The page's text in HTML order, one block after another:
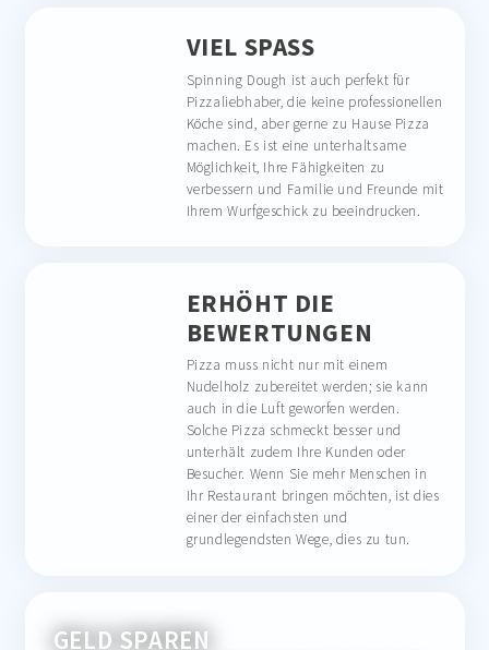
VIEL SPASS
Spinning Dough ist auch perfekt für
Pizzaliebhaber, die keine professionellen
Köche sind, aber gerne zu Hause Pizza
machen. Es ist eine unterhaltsame
Möglichkeit, Ihre Fähigkeiten zu
verbessern und Familie und Freunde mit
Ihrem Wurfgeschick zu beeindrucken.
ERHÖHT DIE
BEWERTUNGEN
Pizza muss nicht nur mit einem
Nudelholz zubereitet werden; sie kann
auch in die Luft geworfen werden.
Solche Pizza schmeckt besser und
unterhält zudem Ihre Kunden oder
Besucher. Wenn Sie mehr Menschen in
Ihr Restaurant bringen möchten, ist dies
einer der einfachsten und
grundlegendsten Wege, dies zu tun.
GELD SPAREN